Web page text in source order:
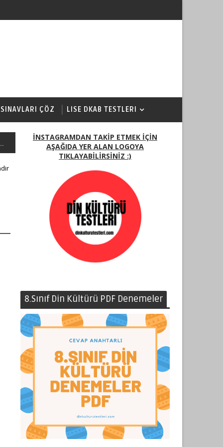
ÇÖZ LISE DKAB TESTLERI
İNSTAGRAMDAN TAKİP ETMEK İÇİN
AŞAĞIDA YER ALAN LOGOYA
TIKLAYABİLİRSİNİZ :)
8.Sınıf Din Kültürü PDF Denemeler